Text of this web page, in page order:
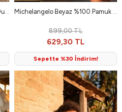
899,00 TL
629,30 TL
Sepette %30 İndirim!